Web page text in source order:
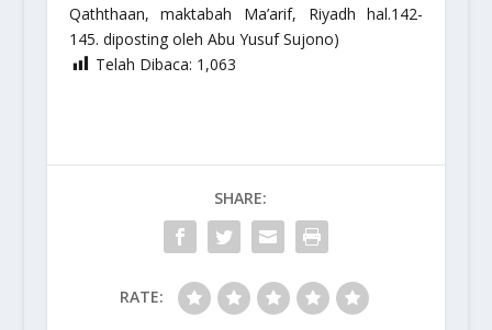
Qaththaan, maktabah Ma’arif, Riyadh hal.142-
145. diposting oleh Abu Yusuf Sujono)
Telah Dibaca: 1,063
SHARE:
RATE: